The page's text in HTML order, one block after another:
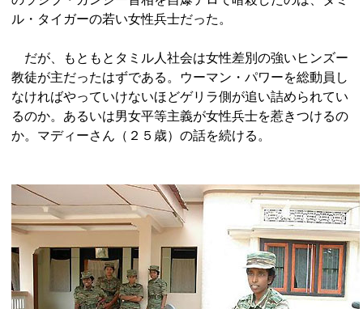
ル・タイガーの若い女性兵士だった。
だが、もともとタミル人社会は女性差別の強いヒンズー
教徒が主だったはずである。ウーマン・パワーを総動員し
なければやっていけないほどゲリラ側が追い詰められてい
るのか。あるいは男女平等主義が女性兵士を惹きつけるの
か。マディーさん（２５歳）の話を続ける。